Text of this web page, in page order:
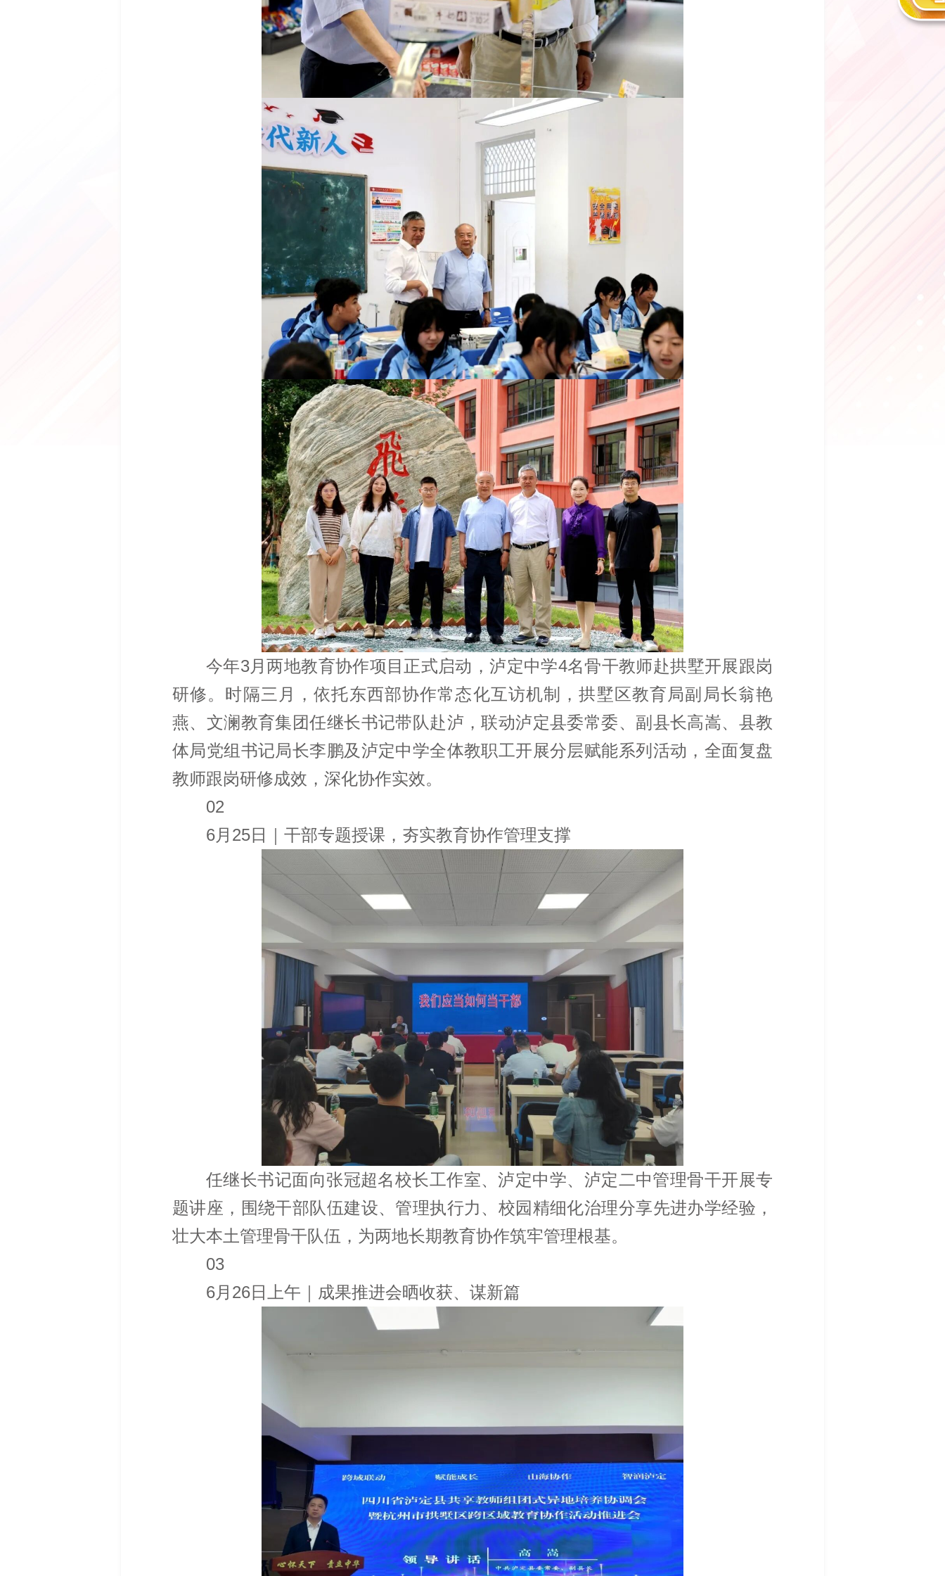
今年3月两地教育协作项目正式启动，泸定中学4名骨干教师赴拱墅开展跟岗
研修。时隔三月，依托东西部协作常态化互访机制，拱墅区教育局副局长翁艳
燕、文澜教育集团任继长书记带队赴泸，联动泸定县委常委、副县长高嵩、县教
体局党组书记局长李鹏及泸定中学全体教职工开展分层赋能系列活动，全面复盘
教师跟岗研修成效，深化协作实效。
02
6月25日｜干部专题授课，夯实教育协作管理支撑
任继长书记面向张冠超名校长工作室、泸定中学、泸定二中管理骨干开展专
题讲座，围绕干部队伍建设、管理执行力、校园精细化治理分享先进办学经验，
壮大本土管理骨干队伍，为两地长期教育协作筑牢管理根基。
03
6月26日上午｜成果推进会晒收获、谋新篇